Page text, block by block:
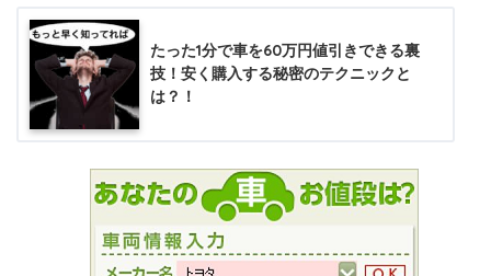
たった1分で車を60万円値引きできる裏
技！安く購入する秘密のテクニックと
は？！